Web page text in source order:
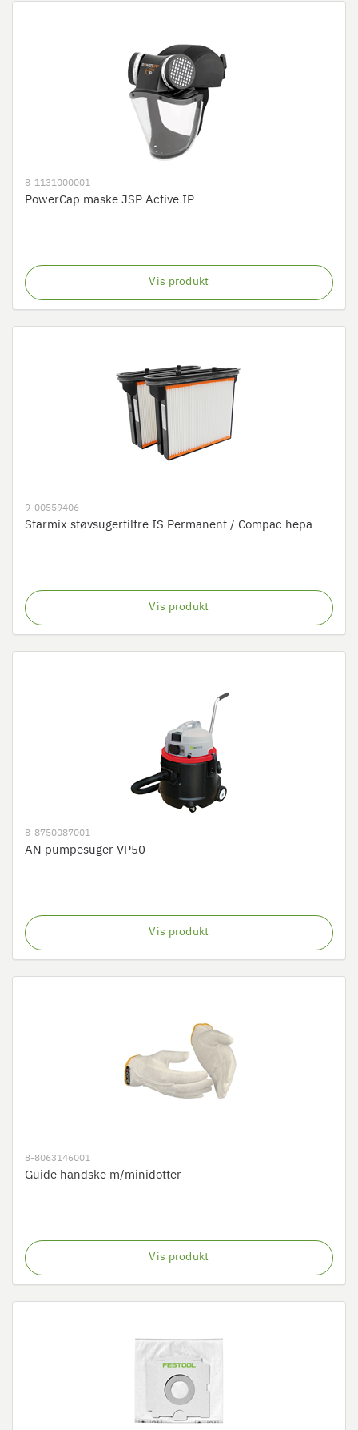
8-1131000001
PowerCap maske JSP Active IP
Vis produkt
9-00559406
Starmix støvsugerfiltre IS Permanent / Compac hepa
Vis produkt
8-8750087001
AN pumpesuger VP50
Vis produkt
8-8063146001
Guide handske m/minidotter
Vis produkt